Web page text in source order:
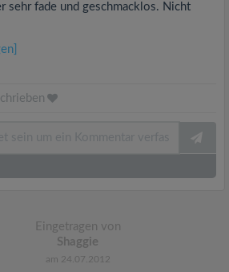
fade und geschmacklos. Nicht
Eingetragen von
Shaggie
am 24.07.2012